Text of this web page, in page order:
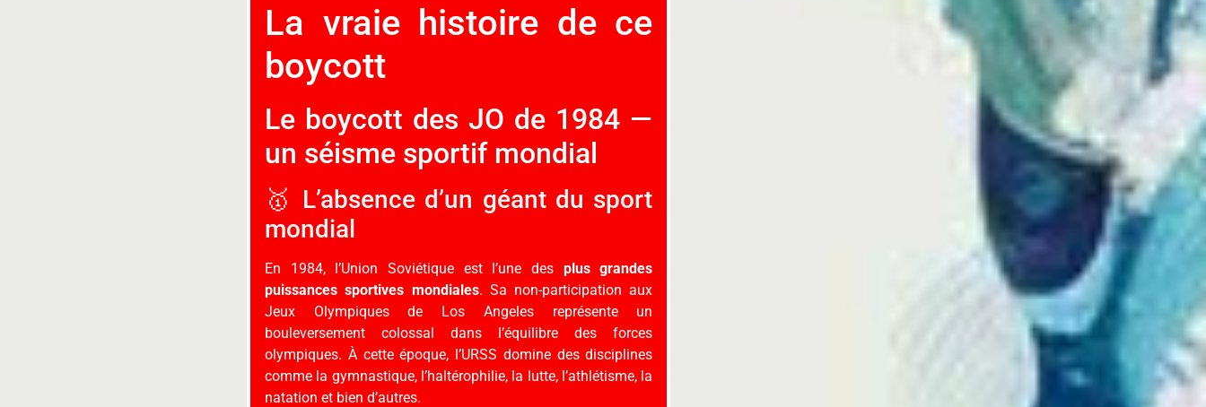
La vraie histoire de ce
boycott
Le boycott des JO de 1984 —
un séisme sportif mondial
🥇 L’absence d’un géant du sport
mondial
En 1984, l’Union Soviétique est l’une des plus grandes
puissances sportives mondiales. Sa non-participation aux
Jeux Olympiques de Los Angeles représente un
bouleversement colossal dans l’équilibre des forces
olympiques. À cette époque, l’URSS domine des disciplines
comme la gymnastique, l’haltérophilie, la lutte, l’athlétisme, la
natation et bien d’autres.